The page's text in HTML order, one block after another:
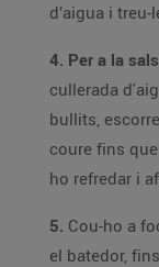
d’aigua i
4. Per a la
cullerada
bullits, escorreguts i passats pel colador. Deixa-ho
coure fins que s’espesseixi. Treu-ho del foc, deixa-
5. Cou-ho a
el batedor, fins que la salsa quedi lligada, espessa i